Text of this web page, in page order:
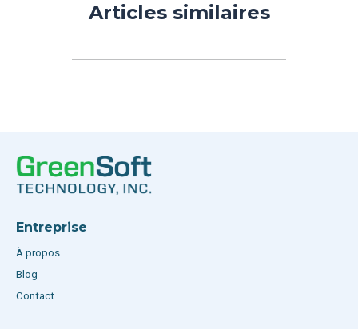
Articles similaires
Entreprise
À propos
Blog
Contact